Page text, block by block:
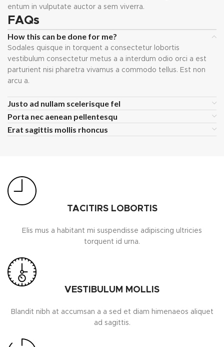
entum in vulputate auctor a sem viverra.
FAQs
How this can be done for me?
Sodales quisque in torquent a consectetur lobortis
vestibulum consectetur metus a a interdum odio orci a est
parturient nisi pharetra vivamus a commodo tellus. Est non
arcu a.
Justo ad nullam scelerisque fel
Porta nec aenean pellentesqu
Erat sagittis mollis rhoncus
TACITIRS LOBORTIS
Elis mus a habitant mi suspendisse adipiscing ultricies
torquent id urna.
VESTIBULUM MOLLIS
Blandit nibh at accumsan a a sed et diam himenaeos aliquet
ad sagittis.